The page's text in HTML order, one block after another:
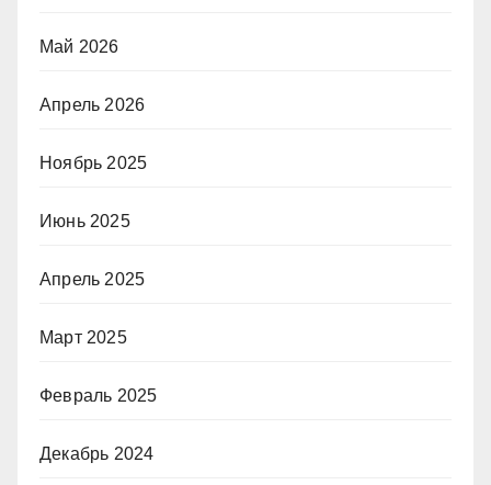
Май 2026
Апрель 2026
Ноябрь 2025
Июнь 2025
Апрель 2025
Март 2025
Февраль 2025
Декабрь 2024